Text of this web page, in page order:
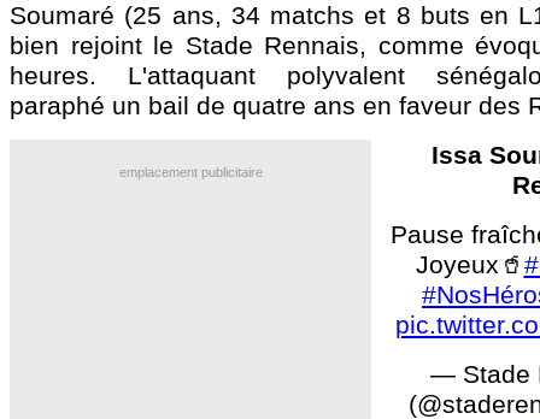
Soumaré (25 ans, 34 matchs et 8 buts en
bien rejoint le Stade Rennais, comme
heures. L'attaquant polyvalent
paraphé un bail de quatre ans en faveur des
emplacement publicitaire
Issa
Pause
Joyeux🥤
— Stade